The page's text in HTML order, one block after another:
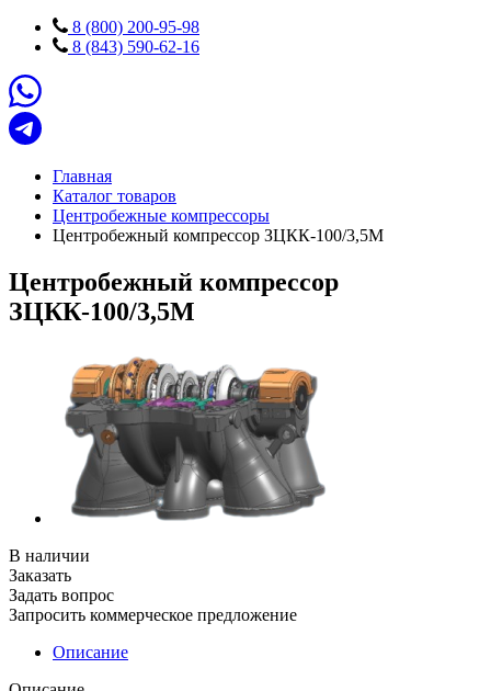
8 (800) 200-95-98
8 (843) 590-62-16
Главная
Каталог товаров
Центробежные компрессоры
Центробежный компрессор ЗЦКК-100/3,5М
Центробежный компрессор
ЗЦКК-100/3,5М
В наличии
Заказать
Задать вопрос
Запросить коммерческое предложение
Описание